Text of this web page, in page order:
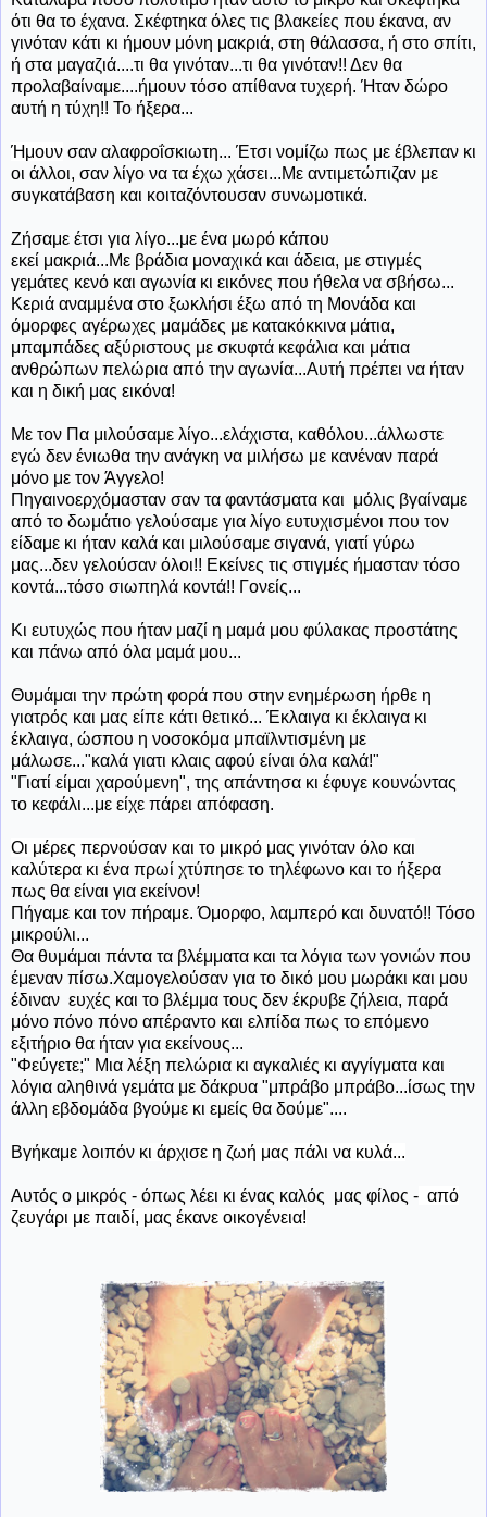
ότι θα το έχανα. Σκέφτηκα όλες τις βλακείες που έκανα, αν
γινόταν κάτι κι ήμουν μόνη μακριά, στη θάλασσα, ή στο σπίτι,
ή στα μαγαζιά....τι θα γινόταν...τι θα γινόταν!! Δεν θα
προλαβαίναμε....ήμουν τόσο απίθανα τυχερή. Ήταν δώρο
αυτή η τύχη!! Το ήξερα...
Ήμουν σαν αλαφροΐσκιωτη... Έτσι νομίζω πως με έβλεπαν κι
οι άλλοι, σαν λίγο να τα έχω χάσει...Με αντιμετώπιζαν με
συγκατάβαση και κοιταζόντουσαν συνωμοτικά.
Ζήσαμε έτσι για λίγο...με ένα μωρό κάπου
εκεί μακριά...Με βράδια μοναχικά και άδεια, με στιγμές
γεμάτες κενό και αγωνία κι εικόνες που ήθελα να σβήσω...
Κεριά αναμμένα στο ξωκλήσι έξω από τη Μονάδα και
όμορφες αγέρωχες μαμάδες με κατακόκκινα μάτια,
μπαμπάδες αξύριστους με σκυφτά κεφάλια και μάτια
ανθρώπων πελώρια από την αγωνία...Αυτή πρέπει να ήταν
και η δική μας εικόνα!
Με τον Πα μιλούσαμε λίγο...ελάχιστα, καθόλου...άλλωστε
εγώ δεν ένιωθα την ανάγκη να μιλήσω με κανέναν παρά
μόνο με τον Άγγελο!
Πηγαινοερχόμασταν σαν τα φαντάσματα και μόλις βγαίναμε
από το δωμάτιο γελούσαμε για λίγο ευτυχισμένοι που τον
είδαμε κι ήταν καλά και μιλούσαμε σιγανά, γιατί γύρω
μας...δεν γελούσαν όλοι!! Εκείνες τις στιγμές ήμασταν τόσο
κοντά...τόσο σιωπηλά κοντά!! Γονείς...
Κι ευτυχώς που ήταν μαζί η μαμά μου φύλακας προστάτης
και πάνω από όλα μαμά μου...
Θυμάμαι την πρώτη φορά που στην ενημέρωση ήρθε η
γιατρός και μας είπε κάτι θετικό... Έκλαιγα κι έκλαιγα κι
έκλαιγα, ώσπου η νοσοκόμα μπαϊλντισμένη με
μάλωσε..."καλά γιατι κλαις αφού είναι όλα καλά!"
"Γιατί είμαι χαρούμενη", της απάντησα κι έφυγε κουνώντας
το κεφάλι...με είχε πάρει απόφαση.
Οι μέρες περνούσαν και το μικρό μας γινόταν όλο και
καλύτερα κι ένα πρωί χτύπησε το τηλέφωνο και το ήξερα
πως θα είναι για εκείνον!
Πήγαμε και τον πήραμε. Όμορφο, λαμπερό και δυνατό!! Τόσο
μικρούλι...
Θα θυμάμαι πάντα τα βλέμματα και τα λόγια των γονιών που
έμεναν πίσω.Χαμογελούσαν για το δικό μου μωράκι και μου
έδιναν ευχές και το βλέμμα τους δεν έκρυβε ζήλεια, παρά
μόνο πόνο πόνο απέραντο και ελπίδα πως το επόμενο
εξιτήριο θα ήταν για εκείνους...
"Φεύγετε;" Μια λέξη πελώρια κι αγκαλιές κι αγγίγματα και
λόγια αληθινά γεμάτα με δάκρυα "μπράβο μπράβο...ίσως την
άλλη εβδομάδα βγούμε κι εμείς θα δούμε"....
Βγήκαμε λοιπόν κι άρχισε η ζωή μας πάλι να κυλά...
Αυτός ο μικρός - όπως λέει κι ένας καλός μας φίλος - από
ζευγάρι με παιδί, μας έκανε οικογένεια!